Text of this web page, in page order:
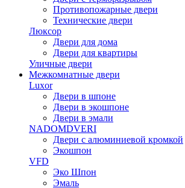
Противопожарные двери
Технические двери
Люксор
Двери для дома
Двери для квартиры
Уличные двери
Межкомнатные двери
Luxor
Двери в шпоне
Двери в экошпоне
Двери в эмали
NADOMDVERI
Двери с алюминиевой кромкой
Экошпон
VFD
Эко Шпон
Эмаль